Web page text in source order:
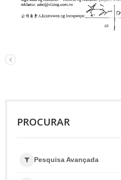
PROCURAR
Pesquisa Avançada